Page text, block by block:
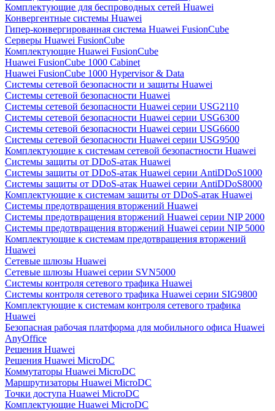
Комплектующие для беспроводных сетей Huawei
Конвергентные системы Huawei
Гипер-конвергированная система Huawei FusionCube
Серверы Huawei FusionCube
Комплектующие Huawei FusionCube
Huawei FusionCube 1000 Cabinet
Huawei FusionCube 1000 Hypervisor & Data
Системы сетевой безопасности и защиты Huawei
Системы сетевой безопасности Huawei
Системы сетевой безопасности Huawei серии USG2110
Системы сетевой безопасности Huawei серии USG6300
Системы сетевой безопасности Huawei серии USG6600
Системы сетевой безопасности Huawei серии USG9500
Комплектующие к системам сетевой безопастности Huawei
Системы защиты от DDoS-атак Huawei
Системы защиты от DDoS-атак Huawei серии AntiDDoS1000
Системы защиты от DDoS-атак Huawei серии AntiDDoS8000
Комплектующие к системам защиты от DDoS-атак Huawei
Системы предотвращения вторжений Huawei
Системы предотвращения вторжений Huawei серии NIP 2000
Системы предотвращения вторжений Huawei серии NIP 5000
Комплектующие к системам предотвращения вторжений
Huawei
Сетевые шлюзы Huawei
Сетевые шлюзы Huawei серии SVN5000
Системы контроля сетевого трафика Huawei
Системы контроля сетевого трафика Huawei серии SIG9800
Комплектующие к системам контроля сетевого трафика
Huawei
Безопасная рабочая платформа для мобильного офиса Huawei
AnyOffice
Решения Huawei
Решения Huawei MicroDC
Коммутаторы Huawei MicroDC
Маршрутизаторы Huawei MicroDC
Точки доступа Huawei MicroDC
Комплектующие Huawei MicroDC